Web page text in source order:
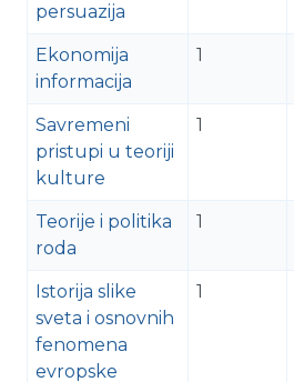
persuazija
Ekonomija
informacija
1
Savremeni
pristupi u teoriji
kulture
1
Teorije i politika
roda
1
Istorija slike
sveta i osnovnih
fenomena
evropske
1